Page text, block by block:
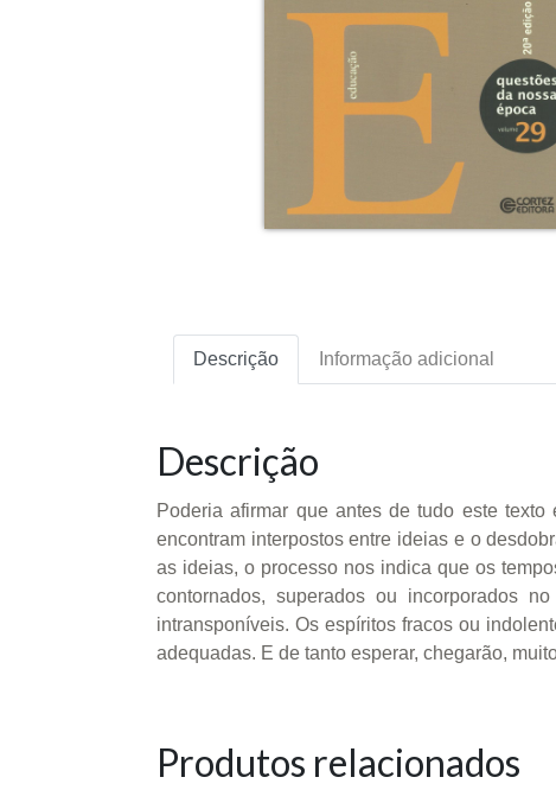
Descrição Informação adicional
Descrição
Poderia afirmar que antes de tudo este
encontram interpostos entre ideias e o
as ideias, o processo nos indica que os
contornados, superados ou incorporados
intransponíveis. Os espíritos fracos ou
adequadas. E de tanto esperar, chegarão,
Produtos relacionados